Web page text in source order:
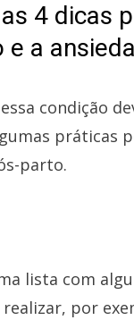
4 dicas
e a
condição
práticas
parto.
lista com
realizar, por